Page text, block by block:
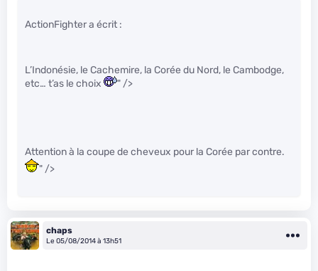
ActionFighter a écrit :
L’Indonésie, le Cachemire, la Corée du Nord, le Cambodge,
etc… t’as le choix
" />
Attention à la coupe de cheveux pour la Corée par contre.
" />
chaps
Le 05/08/2014 à 13h51